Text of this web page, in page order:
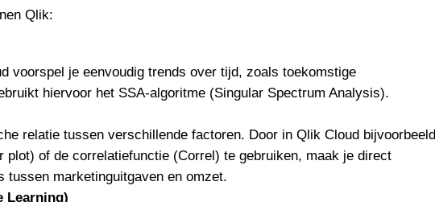
Qlik:
voorspel je eenvoudig trends over tijd, zoals toekomstige
hiervoor het SSA-algoritme (Singular Spectrum Analysis).
relatie tussen verschillende factoren. Door in Qlik Cloud bijvoorbeeld
plot) of de correlatiefunctie (Correl) te gebruiken, maak je direct
tussen marketinguitgaven en omzet.
Learning)